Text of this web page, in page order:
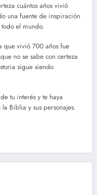
cuántos años vivió
una fuente de inspiración
el mundo.
que vivió 700 años fue
no se sabe con certeza
sigue siendo
tu interés y te haya
Biblia y sus personajes.